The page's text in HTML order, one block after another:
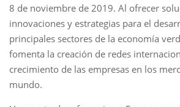
8 de noviembre de 2019. Al ofrecer
innovaciones y estrategias para el
principales sectores de la economía
fomenta la creación de redes
crecimiento de las empresas en los
mundo.